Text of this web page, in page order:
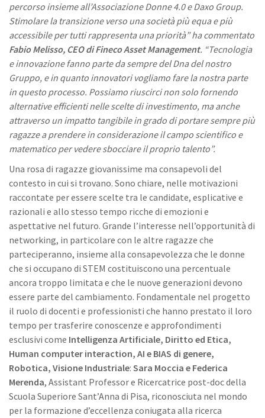
percorso insieme all’Associazione Donne 4.0 e Daxo Group.
Stimolare la transizione verso una società più equa e più
accessibile per tutti rappresenta una priorità” ha commentato
Fabio Melisso, CEO di Fineco Asset Management. “Tecnologia
e innovazione fanno parte da sempre del Dna del nostro
Gruppo, e in quanto innovatori vogliamo fare la nostra parte
in questo processo. Possiamo riuscirci non solo fornendo
alternative efficienti nelle scelte di investimento, ma anche
attraverso un impatto tangibile in grado di portare sempre più
ragazze a prendere in considerazione il campo scientifico e
matematico per vedere sbocciare il proprio talento”.
Una rosa di ragazze giovanissime ma consapevoli del
contesto in cui si trovano. Sono chiare, nelle motivazioni
raccontate per essere scelte tra le candidate, esplicative e
razionali e allo stesso tempo ricche di emozioni e
aspettative nel futuro. Grande l’interesse nell’opportunità di
networking, in particolare con le altre ragazze che
parteciperanno, insieme alla consapevolezza che le donne
che si occupano di STEM costituiscono una percentuale
ancora troppo limitata e che le nuove generazioni devono
essere parte del cambiamento. Fondamentale nel progetto
il ruolo di docenti e professionisti che hanno prestato il loro
tempo per trasferire conoscenze e approfondimenti
esclusivi come Intelligenza Artificiale, Diritto ed Etica,
Human computer interaction, AI e BIAS di genere,
Robotica, Visione Industriale: Sara Moccia e Federica
Merenda, Assistant Professor e Ricercatrice post-doc della
Scuola Superiore Sant’Anna di Pisa, riconosciuta nel mondo
per la formazione d’eccellenza coniugata alla ricerca